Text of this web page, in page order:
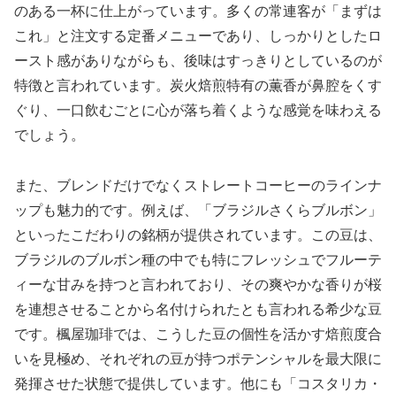
のある一杯に仕上がっています。多くの常連客が「まずは
これ」と注文する定番メニューであり、しっかりとしたロ
ースト感がありながらも、後味はすっきりとしているのが
特徴と言われています。炭火焙煎特有の薫香が鼻腔をくす
ぐり、一口飲むごとに心が落ち着くような感覚を味わえる
でしょう。
また、ブレンドだけでなくストレートコーヒーのラインナ
ップも魅力的です。例えば、「ブラジルさくらブルボン」
といったこだわりの銘柄が提供されています。この豆は、
ブラジルのブルボン種の中でも特にフレッシュでフルーテ
ィーな甘みを持つと言われており、その爽やかな香りが桜
を連想させることから名付けられたとも言われる希少な豆
です。楓屋珈琲では、こうした豆の個性を活かす焙煎度合
いを見極め、それぞれの豆が持つポテンシャルを最大限に
発揮させた状態で提供しています。他にも「コスタリカ・